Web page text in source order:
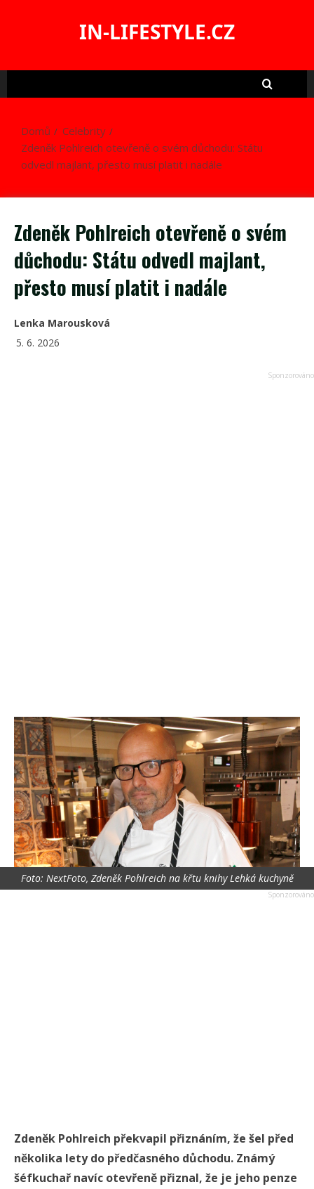
IN-LIFESTYLE.CZ
Domů
Celebrity
Zdeněk Pohlreich otevřeně o svém důchodu: Státu
odvedl majlant, přesto musí platit i nadále
Zdeněk Pohlreich otevřeně o svém
důchodu: Státu odvedl majlant,
přesto musí platit i nadále
Lenka Marousková
5. 6. 2026
Foto: NextFoto, Zdeněk Pohlreich na křtu knihy Lehká kuchyně
Zdeněk Pohlreich překvapil přiznáním, že šel před
několika lety do předčasného důchodu. Známý
šéfkuchař navíc otevřeně přiznal, že je jeho penze